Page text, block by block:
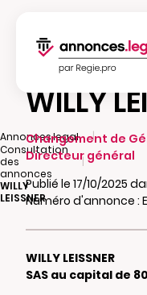
Annonces.legal
|
Consultation
des
annonces
|
WILLY
LEISSNER
WILLY
Changement de
Directeur général
Publié le 17/10/2025
Numéro d'annonce :
WILLY LEISSNER
SAS au capital de